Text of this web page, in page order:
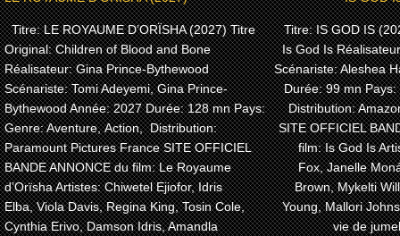
Titre: LE ROYAUME D’ORÏSHA (2027) Titre
Original: Children of Blood and Bone
Réalisateur: Gina Prince-Bythewood
Scénariste: Tomi Adeyemi, Gina Prince-
Bythewood Année: 2027 Durée: 128 mn Pays:
Genre: Aventure, Action, Distribution:
Paramount Pictures France SITE OFFICIEL
BANDE ANNONCE du film: Le Royaume
d’Orïsha Artistes: Chiwetel Ejiofor, Idris
Elba, Viola Davis, Regina King, Tosin Cole,
Cynthia Erivo, Damson Idris, Amandla
Titre: IS GOD IS
Is God Is
Scénariste: Aleshea
Durée: 99 mn
Distribution:
SITE OFFICIEL
film: Is God Is
Fox, Janelle
Brown, Mykelti
Young, Mallori
vie de